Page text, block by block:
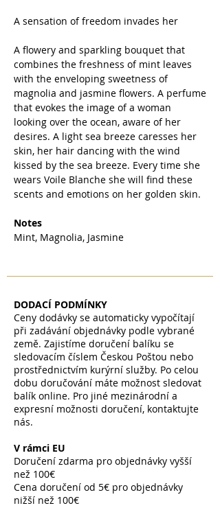
A sensation of freedom invades her
A flowery and sparkling bouquet that
combines the freshness of mint leaves
with the enveloping sweetness of
magnolia and jasmine flowers. A perfume
that evokes the image of a woman
looking over the ocean, aware of her
desires. A light sea breeze caresses her
skin, her hair dancing with the wind
kissed by the sea breeze. Every time she
wears Voile Blanche she will find these
scents and emotions on her golden skin.
Notes
Mint, Magnolia, Jasmine
DODACÍ PODMÍNKY
Ceny dodávky se automaticky vypočítají
při zadávání objednávky podle vybrané
země. Zajistíme doručení balíku se
sledovacím číslem Českou Poštou nebo
prostřednictvím kurýrní služby. Po celou
dobu doručování máte možnost sledovat
balík online. Pro jiné mezinárodní a
expresní možnosti doručení, kontaktujte
nás.
V rámci EU
Doručení zdarma pro objednávky vyšší
než 100€
Cena doručení od 5€ pro objednávky
nižší než 100€